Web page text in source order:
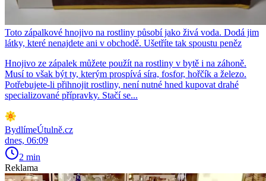
Toto zápalkové hnojivo na rostliny působí jako živá voda. Dodá jim
látky, které nenajdete ani v obchodě. Ušetříte tak spoustu peněz
Hnojivo ze zápalek můžete použít na rostliny v bytě i na záhoně.
Musí to však být ty, kterým prospívá síra, fosfor, hořčík a železo.
Potřebujete-li přihnojit rostliny, není nutné hned kupovat drahé
specializované přípravky. Stačí se...
BydlímeÚtulně.cz
dnes, 06:09
2 min
Reklama